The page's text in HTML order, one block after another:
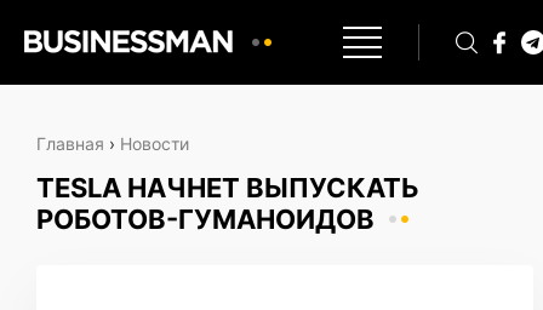
Главная › Новости
TESLA НАЧНЕТ ВЫПУСКАТЬ
РОБОТОВ-ГУМАНОИДОВ